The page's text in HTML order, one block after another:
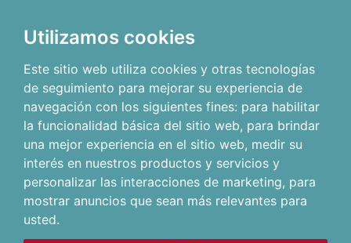
Utilizamos cookies
Este sitio web utiliza cookies y otras tecnologías
de seguimiento para mejorar su experiencia de
navegación con los siguientes fines: para habilitar
la funcionalidad básica del sitio web, para brindar
una mejor experiencia en el sitio web, medir su
interés en nuestros productos y servicios y
personalizar las interacciones de marketing, para
mostrar anuncios que sean más relevantes para
usted.